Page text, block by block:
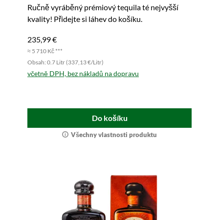
Ručně vyráběný prémiový tequila té nejvyšší
kvality! Přidejte si láhev do košíku.
235,99 €
≈ 5 710 Kč ***
Obsah: 0.7 Litr (337,13 €/Litr)
včetně DPH, bez nákladů na dopravu
Do košíku
Všechny vlastnosti produktu